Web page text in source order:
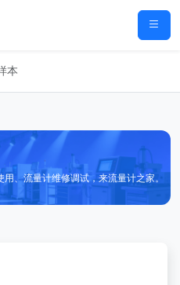
本
、流量计维修调试，来流量计之家。